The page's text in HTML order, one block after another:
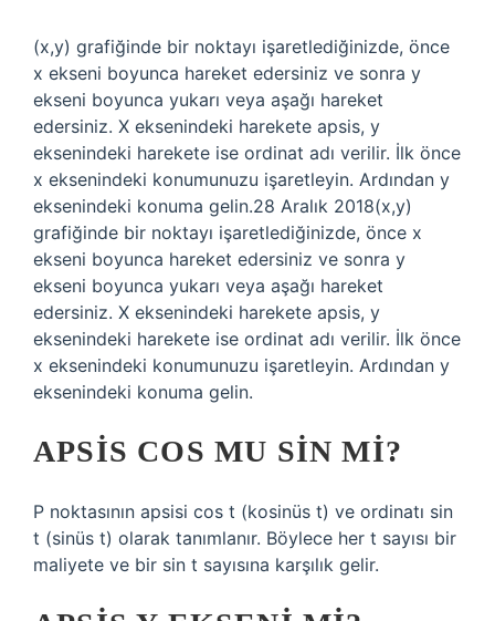
(x,y) grafiğinde bir noktayı işaretlediğinizde, önce
x ekseni boyunca hareket edersiniz ve sonra y
ekseni boyunca yukarı veya aşağı hareket
edersiniz. X eksenindeki harekete apsis, y
eksenindeki harekete ise ordinat adı verilir. İlk önce
x eksenindeki konumunuzu işaretleyin. Ardından y
eksenindeki konuma gelin.28 Aralık 2018(x,y)
grafiğinde bir noktayı işaretlediğinizde, önce x
ekseni boyunca hareket edersiniz ve sonra y
ekseni boyunca yukarı veya aşağı hareket
edersiniz. X eksenindeki harekete apsis, y
eksenindeki harekete ise ordinat adı verilir. İlk önce
x eksenindeki konumunuzu işaretleyin. Ardından y
eksenindeki konuma gelin.
APSIS COS MU SIN MI?
P noktasının apsisi cos t (kosinüs t) ve ordinatı sin
t (sinüs t) olarak tanımlanır. Böylece her t sayısı bir
maliyete ve bir sin t sayısına karşılık gelir.